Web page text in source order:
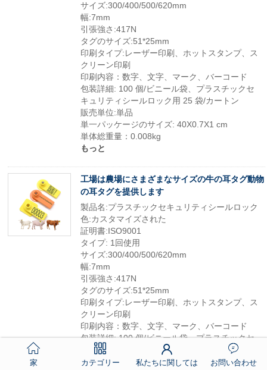
サイズ:300/400/500/620mm
幅:7mm
引張強さ:417N
タグのサイズ:51*25mm
印刷タイプ:レーザー印刷、ホットスタンプ、ス
クリーン印刷
印刷内容：数字、文字、マーク、バーコード
包装詳細: 100 個/ビニール袋、プラスチックセ
キュリティシールロック用 25 袋/カートン
販売単位:単品
単一パッケージのサイズ: 40X0.7X1 cm
単体総重量：0.008kg
もっと
工場は農場にさまざまなサイズの牛の耳タグ動物
の耳タグを提供します
製品名:プラスチックセキュリティシールロック
色:カスタマイズされた
証明書:ISO9001
タイプ: 1回使用
サイズ:300/400/500/620mm
幅:7mm
引張強さ:417N
タグのサイズ:51*25mm
印刷タイプ:レーザー印刷、ホットスタンプ、ス
クリーン印刷
印刷内容：数字、文字、マーク、バーコード
包装詳細: 100 個/ビニール袋、プラスチックセ
キュリティシールロック用 25 袋/カートン
販売単位:単品
家 カテゴリー 私たちに関しては お問い合わせ